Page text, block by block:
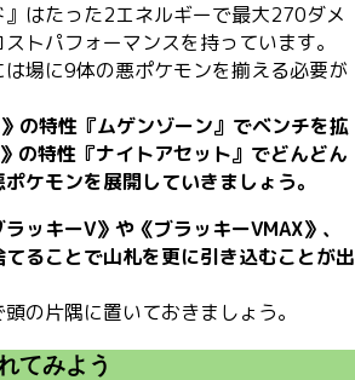
はたった2エネルギーで最大270ダメ
トパフォーマンスを持っています。
場に9体の悪ポケモンを揃える必要が
の特性『ムゲンゾーン』でベンチを拡
の特性『ナイトアセット』でどんどん
ケモンを展開していきましょう。
ッキーV》や《ブラッキーVMAX》、
てることで山札を更に引き込むことが出
の片隅に置いておきましょう。
てみよう